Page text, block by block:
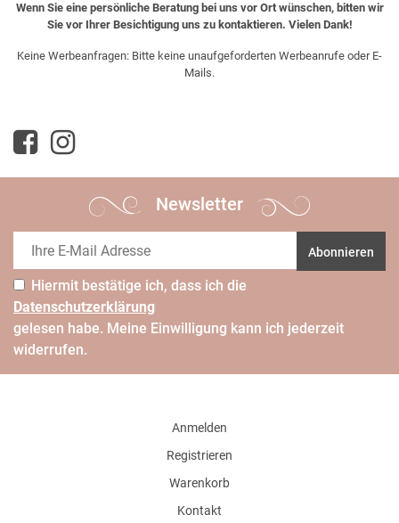
Wenn Sie eine persönliche Beratung bei uns vor Ort wünschen, bitten wir
Sie vor Ihrer Besichtigung uns zu kontaktieren. Vielen Dank!
Keine Werbeanfragen: Bitte keine unaufgeforderten Werbeanrufe oder E-
Mails.
Newsletter
Abonnieren
Hiermit bestätige ich, dass ich die
Daten­schutz­erklärung
gelesen habe. Meine Einwilligung kann ich jederzeit
widerrufen.
Anmelden
Registrieren
Warenkorb
Kontakt